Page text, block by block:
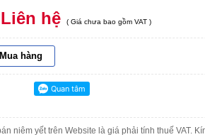
Liên hệ ( Giá chưa bao gồm VAT )
Mua hàng
niêm yết trên Website là giá phải tính thuế VAT.